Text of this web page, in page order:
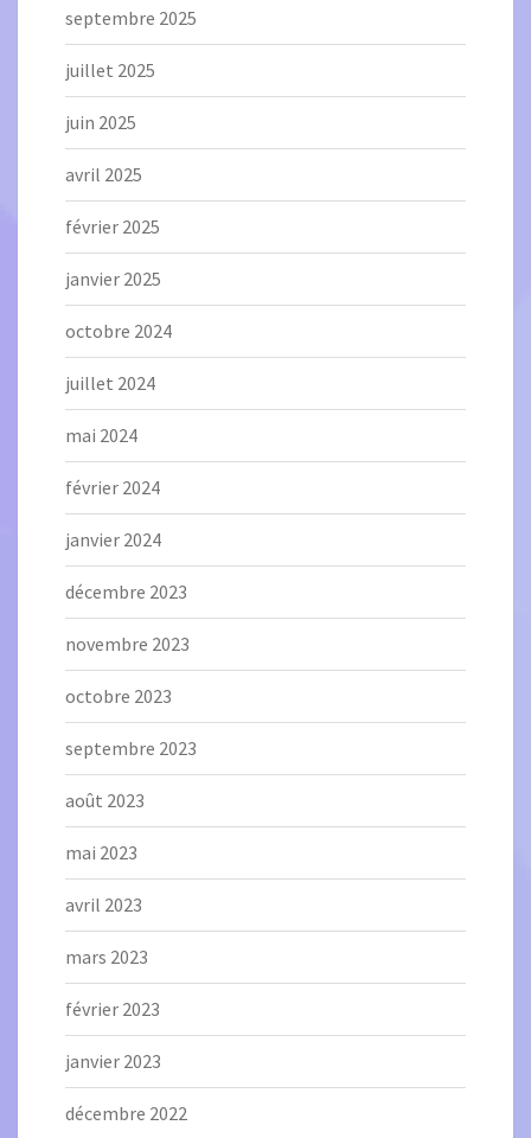
septembre 2025
juillet 2025
juin 2025
avril 2025
février 2025
janvier 2025
octobre 2024
juillet 2024
mai 2024
février 2024
janvier 2024
décembre 2023
novembre 2023
octobre 2023
septembre 2023
août 2023
mai 2023
avril 2023
mars 2023
février 2023
janvier 2023
décembre 2022